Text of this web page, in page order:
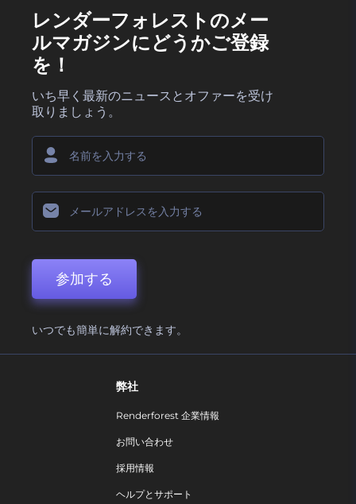
レンダーフォレストのメー
ルマガジンにどうかご登録
を！
いち早く最新のニュースとオファーを受け
取りましょう。
参加する
いつでも簡単に解約できます。
弊社
Renderforest 企業情報
お問い合わせ
採用情報
ヘルプとサポート